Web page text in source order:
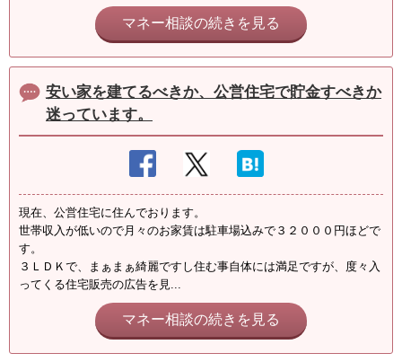
マネー相談の続きを見る
安い家を建てるべきか、公営住宅で貯金すべきか
迷っています。
現在、公営住宅に住んでおります。
世帯収入が低いので月々のお家賃は駐車場込みで３２０００円ほどで
す。
３ＬＤＫで、まぁまぁ綺麗ですし住む事自体には満足ですが、度々入
ってくる住宅販売の広告を見...
マネー相談の続きを見る